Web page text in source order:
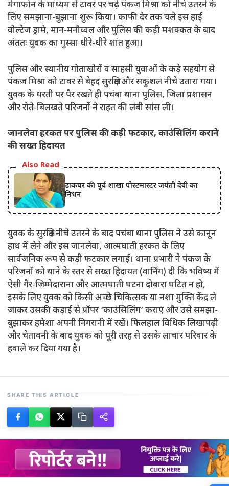
मेगाफोन के माध्यम से टावर पर चढ़े पंकज मिश्रा को नीचे उतरने के
लिए समझाना-बुझाना शुरू किया। काफी देर तक चले इस हाई
वोल्टेज ड्रामे, मान-मनौव्वल और पुलिस की कड़ी मशक्कत के बाद
अंततः युवक का गुस्सा धीरे-धीरे शांत हुआ।
पुलिस और स्थानीय गोताखोरों व साहसी युवाओं के कड़े सहयोग से
पंकज मिश्रा को टावर से बेहद सुरक्षित और सकुशल नीचे उतारा गया।
युवक के धरती पर पैर रखते ही पचंबा थाना पुलिस, जिला प्रशासन
और रोते-बिलखते परिजनों ने राहत की लंबी सांस ली।
जानलेवा हरकत पर पुलिस की कड़ी फटकार, काउंसिलिंग कराने
की सख्त हिदायत
Also Read
डाकघर की पूर्व शाखा पोस्टमास्टर जयंती देवी का
निधन
युवक के सुरक्षित नीचे उतरने के बाद पचंबा थाना पुलिस ने उसे कानून
हाथ में लेने और इस जानलेवा, आत्मघाती हरकत के लिए
सार्वजनिक रूप से कड़ी फटकार लगाई। थाना प्रभारी ने पंकज के
परिजनों को थाने के स्तर से सख्त हिदायत (वार्निंग) दी कि भविष्य में
ऐसी गैर-जिम्मेदाराना और आत्मघाती घटना दोबारा घटित न हो,
इसके लिए युवक को किसी अच्छे चिकित्सक या नशा मुक्ति केंद्र ले
जाकर उसकी कड़ाई से प्रॉपर ‘काउंसिलिंग’ कराएं और उसे समझा-
बुझाकर हमेशा अपनी निगरानी में रखें। फिलहाल विधिक लिखापढ़ी
और चेतावनी के बाद युवक को पूरी तरह से उसके लाचार परिवार के
हवाले कर दिया गया है।
SHARE THIS ARTICLE